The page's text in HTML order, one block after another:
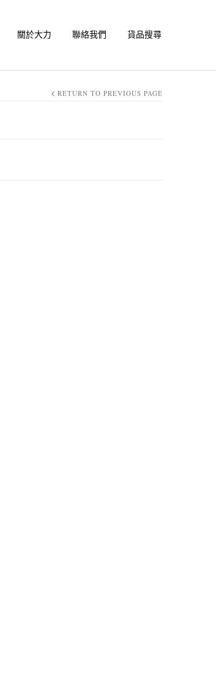
關於大力 聯絡我們 貨品搜尋
RETURN TO PREVIOUS PAGE